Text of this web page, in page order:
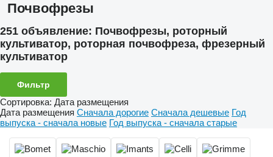
Почвофрезы
251 объявление: Почвофрезы, роторный
культиватор, роторная почвофреза, фрезерный
культиватор
Фильтр
Сортировка: Дата размещения
Дата размещения Сначала дорогие Сначала дешевые Год
выпуска - сначала новые Год выпуска - сначала старые